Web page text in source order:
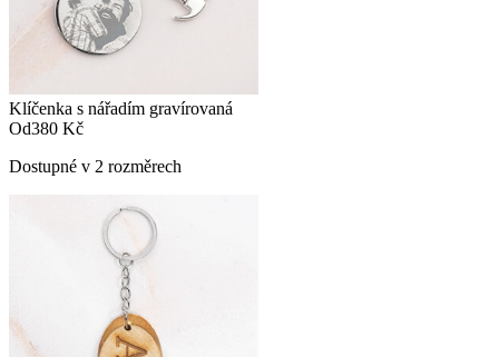
Klíčenka s nářadím gravírovaná
Od380 Kč
Dostupné v 2 rozměrech